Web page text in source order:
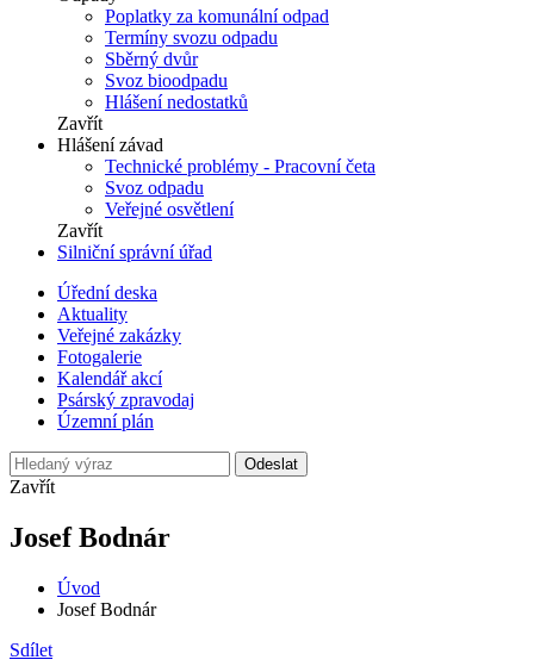
Poplatky za komunální odpad
Termíny svozu odpadu
Sběrný dvůr
Svoz bioodpadu
Hlášení nedostatků
Zavřít
Hlášení závad
Technické problémy - Pracovní četa
Svoz odpadu
Veřejné osvětlení
Zavřít
Silniční správní úřad
Úřední deska
Aktuality
Veřejné zakázky
Fotogalerie
Kalendář akcí
Psárský zpravodaj
Územní plán
Odeslat
Zavřít
Josef Bodnár
Úvod
Josef Bodnár
Sdílet